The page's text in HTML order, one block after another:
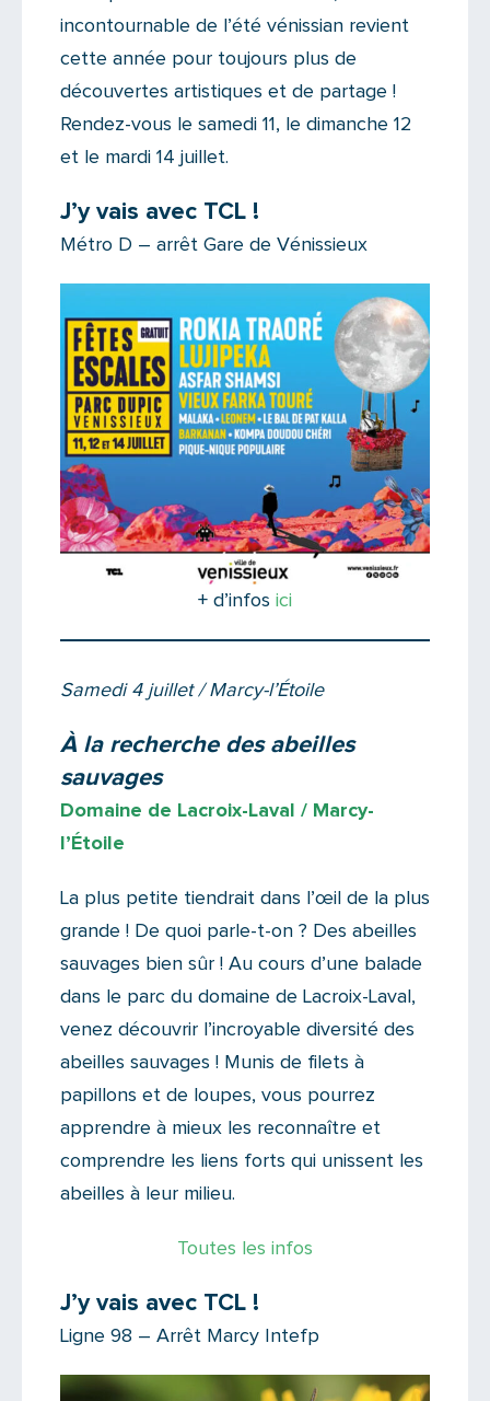
incontournable de l’été vénissian revient
cette année pour toujours plus de
découvertes artistiques et de partage !
Rendez-vous le samedi 11, le dimanche 12
et le mardi 14 juillet.
J’y vais avec TCL !
Métro D – arrêt Gare de Vénissieux
+ d’infos ici
Samedi 4 juillet / Marcy-l’Étoile
À la recherche des abeilles
sauvages
Domaine de Lacroix-Laval / Marcy-
l’Étoile
La plus petite tiendrait dans l’œil de la plus
grande ! De quoi parle-t-on ? Des abeilles
sauvages bien sûr ! Au cours d’une balade
dans le parc du domaine de Lacroix-Laval,
venez découvrir l’incroyable diversité des
abeilles sauvages ! Munis de filets à
papillons et de loupes, vous pourrez
apprendre à mieux les reconnaître et
comprendre les liens forts qui unissent les
abeilles à leur milieu.
Toutes les infos
J’y vais avec TCL !
Ligne 98 – Arrêt Marcy Intefp